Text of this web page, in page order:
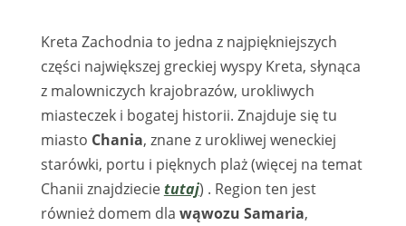
Kreta Zachodnia to jedna z najpiękniejszych
części największej greckiej wyspy Kreta, słynąca
z malowniczych krajobrazów, urokliwych
miasteczek i bogatej historii. Znajduje się tu
miasto Chania, znane z urokliwej weneckiej
starówki, portu i pięknych plaż (więcej na temat
Chanii znajdziecietutaj) . Region ten jest
również domem dla wąwozu Samaria,